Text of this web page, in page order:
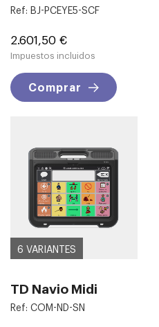
Ref: BJ-PCEYE5-SCF
Precio
2.601,50 €
Impuestos incluidos
Comprar
6 VARIANTES
TD Navio Midi
Ref: COM-ND-SN